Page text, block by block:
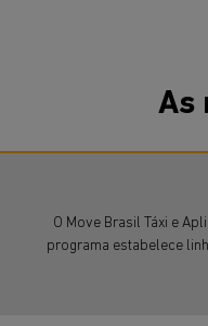
As
O Move Brasil Táxi e
programa estabelece